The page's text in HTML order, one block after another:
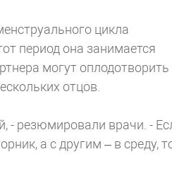
цикла
период она занимается
могут оплодотворить
отцов.
- резюмировали врачи. -
а с другим – в среду,